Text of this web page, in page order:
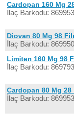
Cardopan 160 Mg
İlaç Barkodu:
Diovan 80 Mg 98
İlaç Barkodu:
Limiten 160 Mg 98
İlaç Barkodu:
Cardopan 80 Mg 28
İlaç Barkodu: